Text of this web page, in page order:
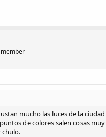
mucho las luces de la
de colores salen cosas
chulo.